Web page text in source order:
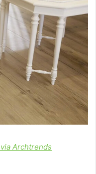
Archtrends